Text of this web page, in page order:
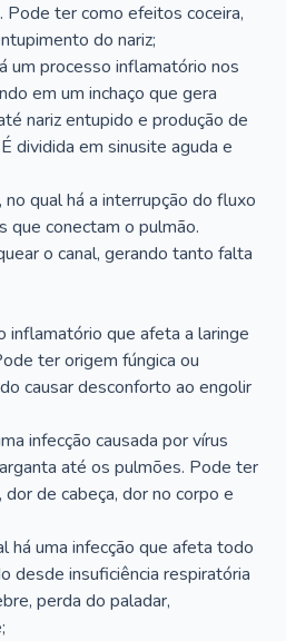
Pode ter como efeitos coceira,
do nariz;
um processo inflamatório nos
em um inchaço que gera
nariz entupido e produção de
dividida em sinusite aguda e
no qual há a interrupção do fluxo
que conectam o pulmão.
o canal, gerando tanto falta
inflamatório que afeta a laringe
ter origem fúngica ou
causar desconforto ao engolir
infecção causada por vírus
até os pulmões. Pode ter
de cabeça, dor no corpo e
há uma infecção que afeta todo
desde insuficiência respiratória
perda do paladar,